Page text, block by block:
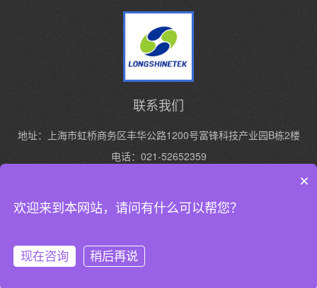
联系我们
地址：上海市虹桥商务区丰华公路1200号富锋科技产业园B栋2楼
电话：021-52652359
×
欢迎来到本网站，请问有什么可以帮您？
现在咨询 稍后再说